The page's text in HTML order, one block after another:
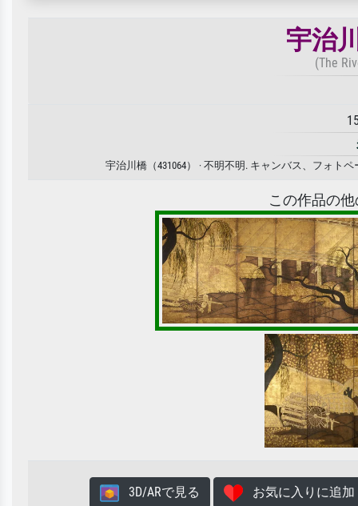
宇治
(The
宇治川橋（431064） · 不明不明. キャンバス、フォト
この作品の
3D/ARで見る お気に入りに追加